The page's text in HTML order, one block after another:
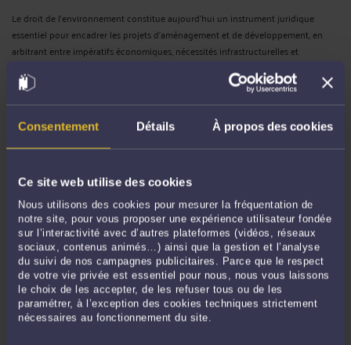
Consentement Détails À propos des cookies
Ce site web utilise des cookies
Nous utilisons des cookies pour mesurer la fréquentation de
notre site, pour vous proposer une expérience utilisateur fondée
sur l’interactivité avec d’autres plateformes (vidéos, réseaux
sociaux, contenus animés…) ainsi que la gestion et l’analyse
du suivi de nos campagnes publicitaires. Parce que le respect
de votre vie privée est essentiel pour nous, nous vous laissons
le choix de les accepter, de les refuser tous ou de les
paramétrer, à l’exception des cookies techniques strictement
nécessaires au fonctionnement du site.
Le droit de l’environnement constitue aujourd’hui un instrument juridique
essentiel pour encadrer les projets d’aménagement et de développement, en
arbitrant entre impératifs économiques, nécessités infrastructurelles et
L'INSTRUMENTALISATION DU DROIT DE L’ENVIRONNEMENT
DANS LES CONTENTIEUX COMMERCIAUX : ANALYSE DE L’ARRÊT
CAA DE PARIS, 1ÈRE CHAMBRE, 25 FÉVRIER 2025, N° 22PA02910
ParLaurent GIMALACle 27/02/2025